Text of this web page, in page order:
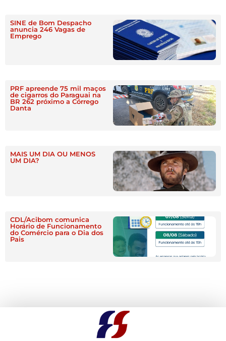
SINE de Bom Despacho
anuncia 246 Vagas de
Emprego
PRF apreende 75 mil maços
de cigarros do Paraguai na
BR 262 próximo a Córrego
Danta
MAIS UM DIA OU MENOS
UM DIA?
CDL/Acibom comunica
Horário de Funcionamento
do Comércio para o Dia dos
Pais